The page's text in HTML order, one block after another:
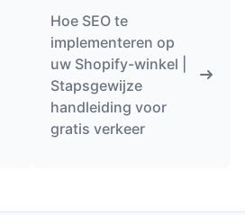
Hoe SEO te
implementeren op
uw Shopify-winkel |
Stapsgewijze
handleiding voor
gratis verkeer